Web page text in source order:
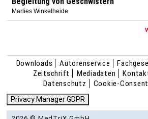
Marlies Winkelheide
Downloads Autorenservice
Zeitschrift
Mediadaten
Datenschutz
Cookie-
Privacy Manager GDPR